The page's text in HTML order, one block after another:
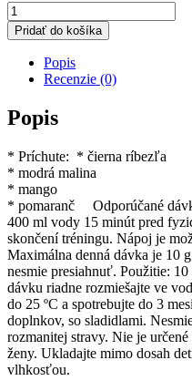
množstvo
BCAA
2:1:1
POWDER,
pomaranč
Pridať do košíka
Popis
Recenzie (0)
Popis
* Príchute: * čierna ríbezľa
* modrá malina
* mango
* pomaranč Odporúčané
400 ml vody 15 minút pred
skončení tréningu. Nápoj je
Maximálna denná dávka je 10
nesmie presiahnuť. Použitie:
dávku riadne rozmiešajte ve
do 25 ºC a spotrebujte do 3
doplnkov, so sladidlami.
rozmanitej stravy. Nie je
ženy. Ukladajte mimo dosah
vlhkosťou.